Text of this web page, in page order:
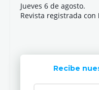
Jueves 6 de agosto.
Revista registrada con
Recibe